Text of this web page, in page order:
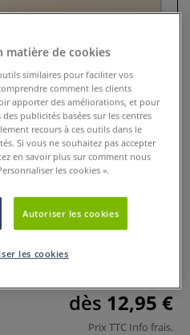
Carbone
Plus
dès 12,95 €
Prix TTC Info frais.
matière de cookies
similaires pour faciliter vos
comment les clients
apporter des améliorations, et pour
publicités basées sur les centres
recours à ces outils dans le
Si vous ne souhaitez pas accepter
en savoir plus sur comment nous
les cookies ».
Autoriser les cookies
les cookies